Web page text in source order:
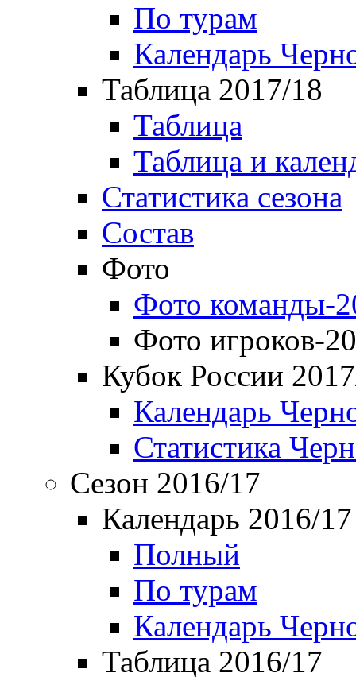
По турам
Календарь
Таблица 2017/18
Таблица
Таблица и
Статистика сезона
Состав
Фото
Фото команды-
Фото игроков-
Кубок России
Календарь
Статистика
Сезон 2016/17
Календарь 2016/17
Полный
По турам
Календарь
Таблица 2016/17